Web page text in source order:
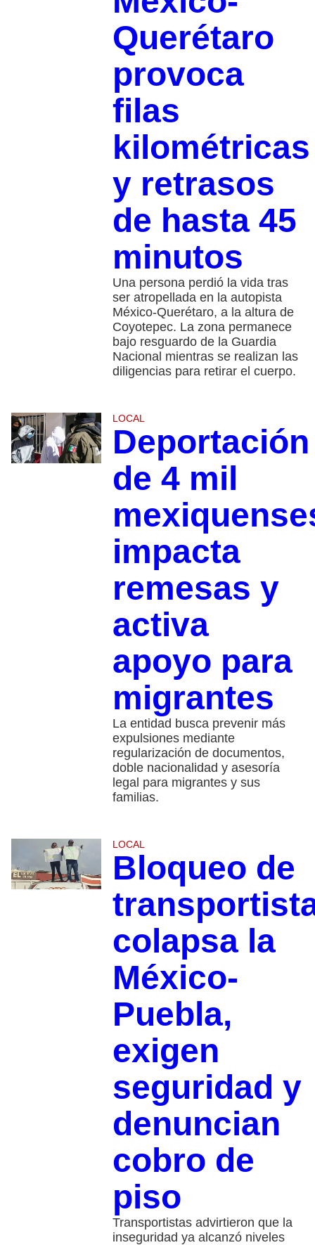
Querétaro
provoca
filas
kilométricas
y retrasos
de hasta 45
minutos
Una persona perdió la vida tras
ser atropellada en la autopista
México-Querétaro, a la altura de
Coyotepec. La zona permanece
bajo resguardo de la Guardia
Nacional mientras se realizan las
diligencias para retirar el cuerpo.
LOCAL
Deportación
de 4 mil
impacta
remesas y
activa
apoyo para
migrantes
La entidad busca prevenir más
expulsiones mediante
regularización de documentos,
doble nacionalidad y asesoría
legal para migrantes y sus
familias.
LOCAL
Bloqueo de
colapsa la
México-
Puebla,
exigen
seguridad y
denuncian
cobro de
piso
Transportistas advirtieron que la
inseguridad ya alcanzó niveles